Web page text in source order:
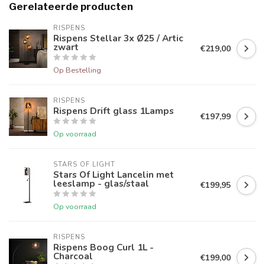
Gerelateerde producten
RISPENS
Rispens Stellar 3x Ø25 / Artic
zwart
Op Bestelling
€219,00
RISPENS
Rispens Drift glass 1Lamps
Op voorraad
€197,99
STARS OF LIGHT
Stars Of Light Lancelin met
leeslamp - glas/staal
Op voorraad
€199,95
RISPENS
Rispens Boog Curl 1L -
Charcoal €199,00